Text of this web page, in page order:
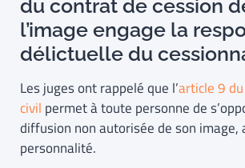
du contrat de cession
l’image engage la
délictuelle du
Les juges ont rappelé que l’article 9 du
civil permet à toute personne de
diffusion non autorisée de son
personnalité.